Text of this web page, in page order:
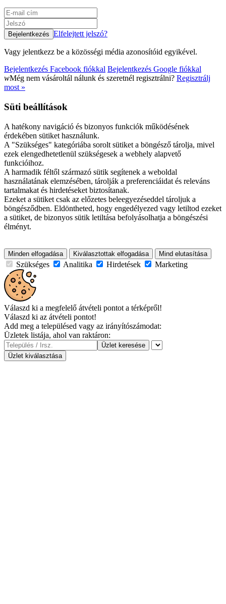
Elfelejtett jelszó?
Vagy jelentkezz be a közösségi média azonosítóid egyikével.
Bejelentkezés Facebook fiókkal Bejelentkezés Google fiókkal
wMég nem vásároltál nálunk és szeretnél regisztrálni? Regisztrálj
most »
Süti beállítások
A hatékony navigáció és bizonyos funkciók működésének
érdekében sütiket használunk.
A "Szükséges" kategóriába sorolt sütiket a böngésző tárolja, mivel
ezek elengedhetetlenül szükségesek a webhely alapvető
funkcióihoz.
A harmadik féltől származó sütik segítenek a weboldal
használatának elemzésében, tárolják a preferenciáidat és releváns
tartalmakat és hirdetéseket biztosítanak.
Ezeket a sütiket csak az előzetes beleegyezéseddel tároljuk a
böngésződben. Eldöntheted, hogy engedélyezed vagy letiltod ezeket
a sütiket, de bizonyos sütik letiltása befolyásolhatja a böngészési
élményt.
Minden elfogadása Kiválasztottak elfogadása Mind elutasítása
Szükséges Analitika Hirdetések Marketing
Válaszd ki a megfelelő átvételi pontot a térképről!
Válaszd ki az átvételi pontot!
Add meg a településed vagy az irányítószámodat:
Üzletek listája, ahol van raktáron:
Üzlet keresése
Üzlet kiválasztása